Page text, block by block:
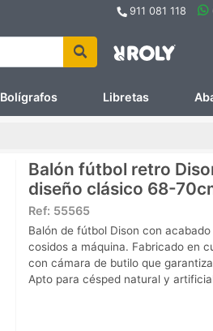
911 081 118
Bolígrafos Libretas
Balón fútbol retro
diseño clásico 68-
Ref: 55565
Balón de fútbol Dison con
cosidos a máquina. Fabricado en
con cámara de butilo que
Apto para césped natural y